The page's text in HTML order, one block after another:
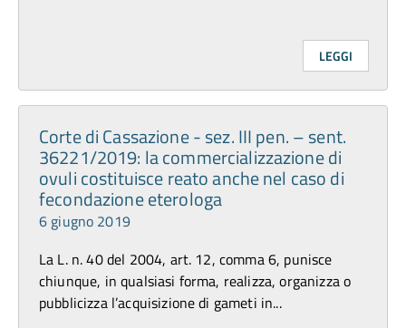
LEGGI
Corte di Cassazione - sez. III pen. – sent.
36221/2019: la commercializzazione di
ovuli costituisce reato anche nel caso di
fecondazione eterologa
6 giugno 2019
La L. n. 40 del 2004, art. 12, comma 6, punisce
chiunque, in qualsiasi forma, realizza, organizza o
pubblicizza l’acquisizione di gameti in...